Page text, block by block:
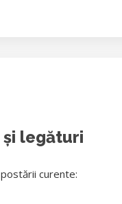
legături
curente: